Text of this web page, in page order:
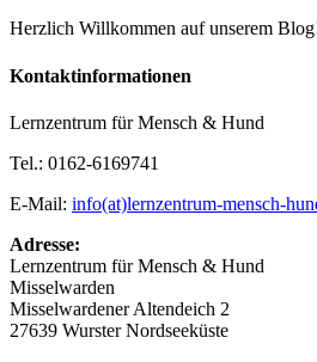
Herzlich Willkommen auf unserem
Kontaktinformationen
Lernzentrum für Mensch & Hund
Tel.: 0162-6169741
E-Mail: info(at)lernzentrum-mensch-
Adresse:
Lernzentrum für Mensch & Hund
Misselwarden
Misselwardener Altendeich 2
27639 Wurster Nordseeküste